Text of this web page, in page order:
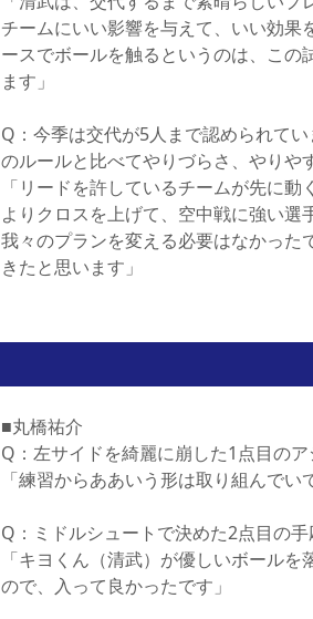
チームにいい影響を与えて、いい効
ースでボールを触るというのは、この
ます」
Q：今季は交代が5人まで認められて
のルールと比べてやりづらさ、やりや
「リードを許しているチームが先に
よりクロスを上げて、空中戦に強い選
我々のプランを変える必要はなかっ
きたと思います」
■丸橋祐介
Q：左サイドを綺麗に崩した1点目の
「練習からああいう形は取り組んで
Q：ミドルシュートで決めた2点目の手
「キヨくん（清武）が優しいボール
ので、入って良かったです」